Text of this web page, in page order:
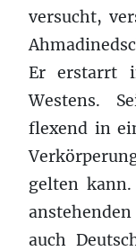
versucht,
Er erstarrt
Westens.
flexend in
gelten
auch